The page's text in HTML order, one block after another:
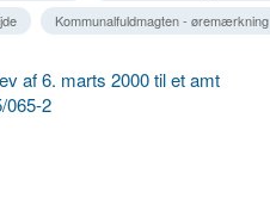
Kommunalfuldmagten - øremærkning
af 6. marts 2000 til et amt
065-2